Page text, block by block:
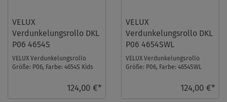
VELUX
Verdunkelungsrollo DKL
P06 4654S
VELUX Verdunkelungsrollo
Größe: P06, Farbe: 4654S Kids
124,00 €*
VELUX
Verdunkelungsrollo DKL
P06 4654SWL
VELUX Verdunkelungsrollo
Größe: P06, Farbe: 4654SWL
124,00 €*